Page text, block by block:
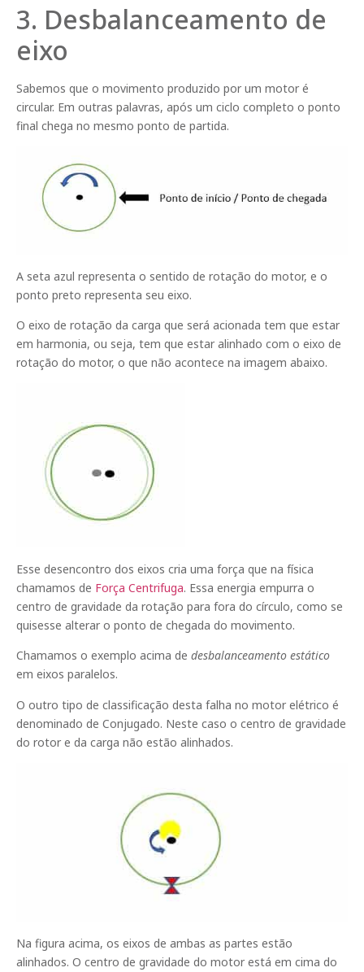
3. Desbalanceamento de
eixo
Sabemos que o movimento produzido por um motor é
circular. Em outras palavras, após um ciclo completo o ponto
final chega no mesmo ponto de partida.
A seta azul representa o sentido de rotação do motor, e o
ponto preto representa seu eixo.
O eixo de rotação da carga que será acionada tem que estar
em harmonia, ou seja, tem que estar alinhado com o eixo de
rotação do motor, o que não acontece na imagem abaixo.
Esse desencontro dos eixos cria uma força que na física
chamamos de Força Centrifuga. Essa energia empurra o
centro de gravidade da rotação para fora do círculo, como se
quisesse alterar o ponto de chegada do movimento.
Chamamos o exemplo acima de desbalanceamento estático
em eixos paralelos.
O outro tipo de classificação desta falha no motor elétrico é
denominado de Conjugado. Neste caso o centro de gravidade
do rotor e da carga não estão alinhados.
Na figura acima, os eixos de ambas as partes estão
alinhados. O centro de gravidade do motor está em cima do